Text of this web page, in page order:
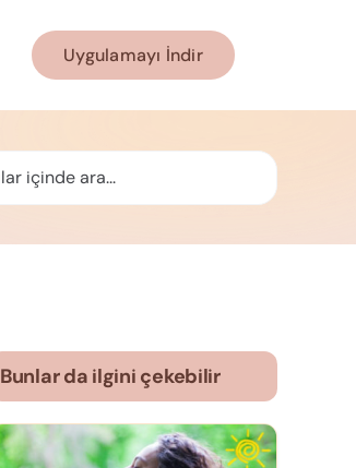
Uygulamayı İndir
Bunlar da ilgini çekebilir